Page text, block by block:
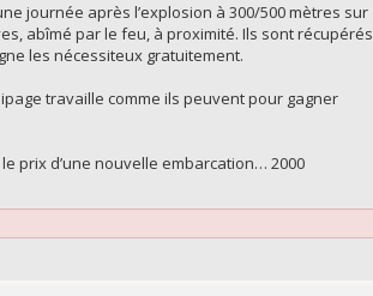
journée après l’explosion à 300/500 mètres sur
abîmé par le feu, à proximité. Ils sont récupérés
les nécessiteux gratuitement.
travaille comme ils peuvent pour gagner
prix d’une nouvelle embarcation… 2000